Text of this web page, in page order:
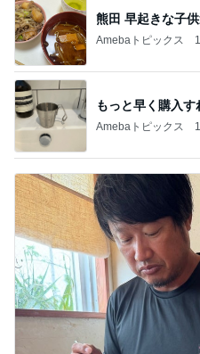
熊田 早起きな子
Amebaトピックス
もっと早く購入
Amebaトピックス